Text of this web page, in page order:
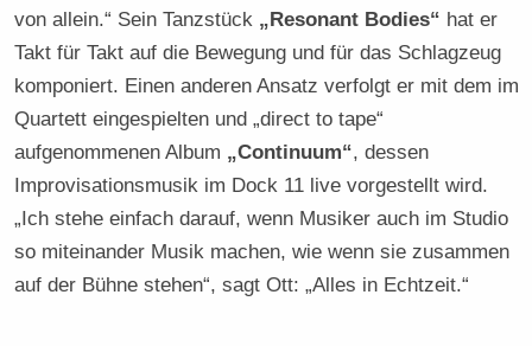
von allein.“ Sein Tanzstück „Resonant Bodies“ hat er
Takt für Takt auf die Bewegung und für das Schlagzeug
komponiert. Einen anderen Ansatz verfolgt er mit dem im
Quartett eingespielten und „direct to tape“
aufgenommenen Album „Continuum“, dessen
Improvisationsmusik im Dock 11 live vorgestellt wird.
„Ich stehe einfach darauf, wenn Musiker auch im Studio
so miteinander Musik machen, wie wenn sie zusammen
auf der Bühne stehen“, sagt Ott: „Alles in Echtzeit.“